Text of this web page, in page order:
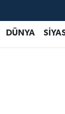
DÜNYA